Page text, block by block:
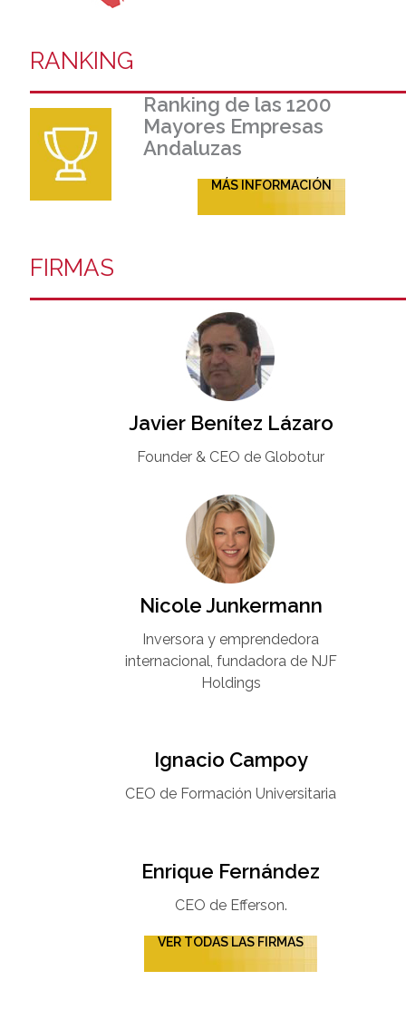
RANKING
Ranking de las 1200
Mayores Empresas
Andaluzas
MÁS INFORMACIÓN
FIRMAS
Javier Benítez Lázaro
Founder & CEO de Globotur​
Nicole Junkermann​
Inversora y emprendedora
internacional, fundadora de NJF
Holdings
Ignacio Campoy​
CEO de Formación Universitaria​
Enrique Fernández
CEO de Efferson.
VER TODAS LAS FIRMAS